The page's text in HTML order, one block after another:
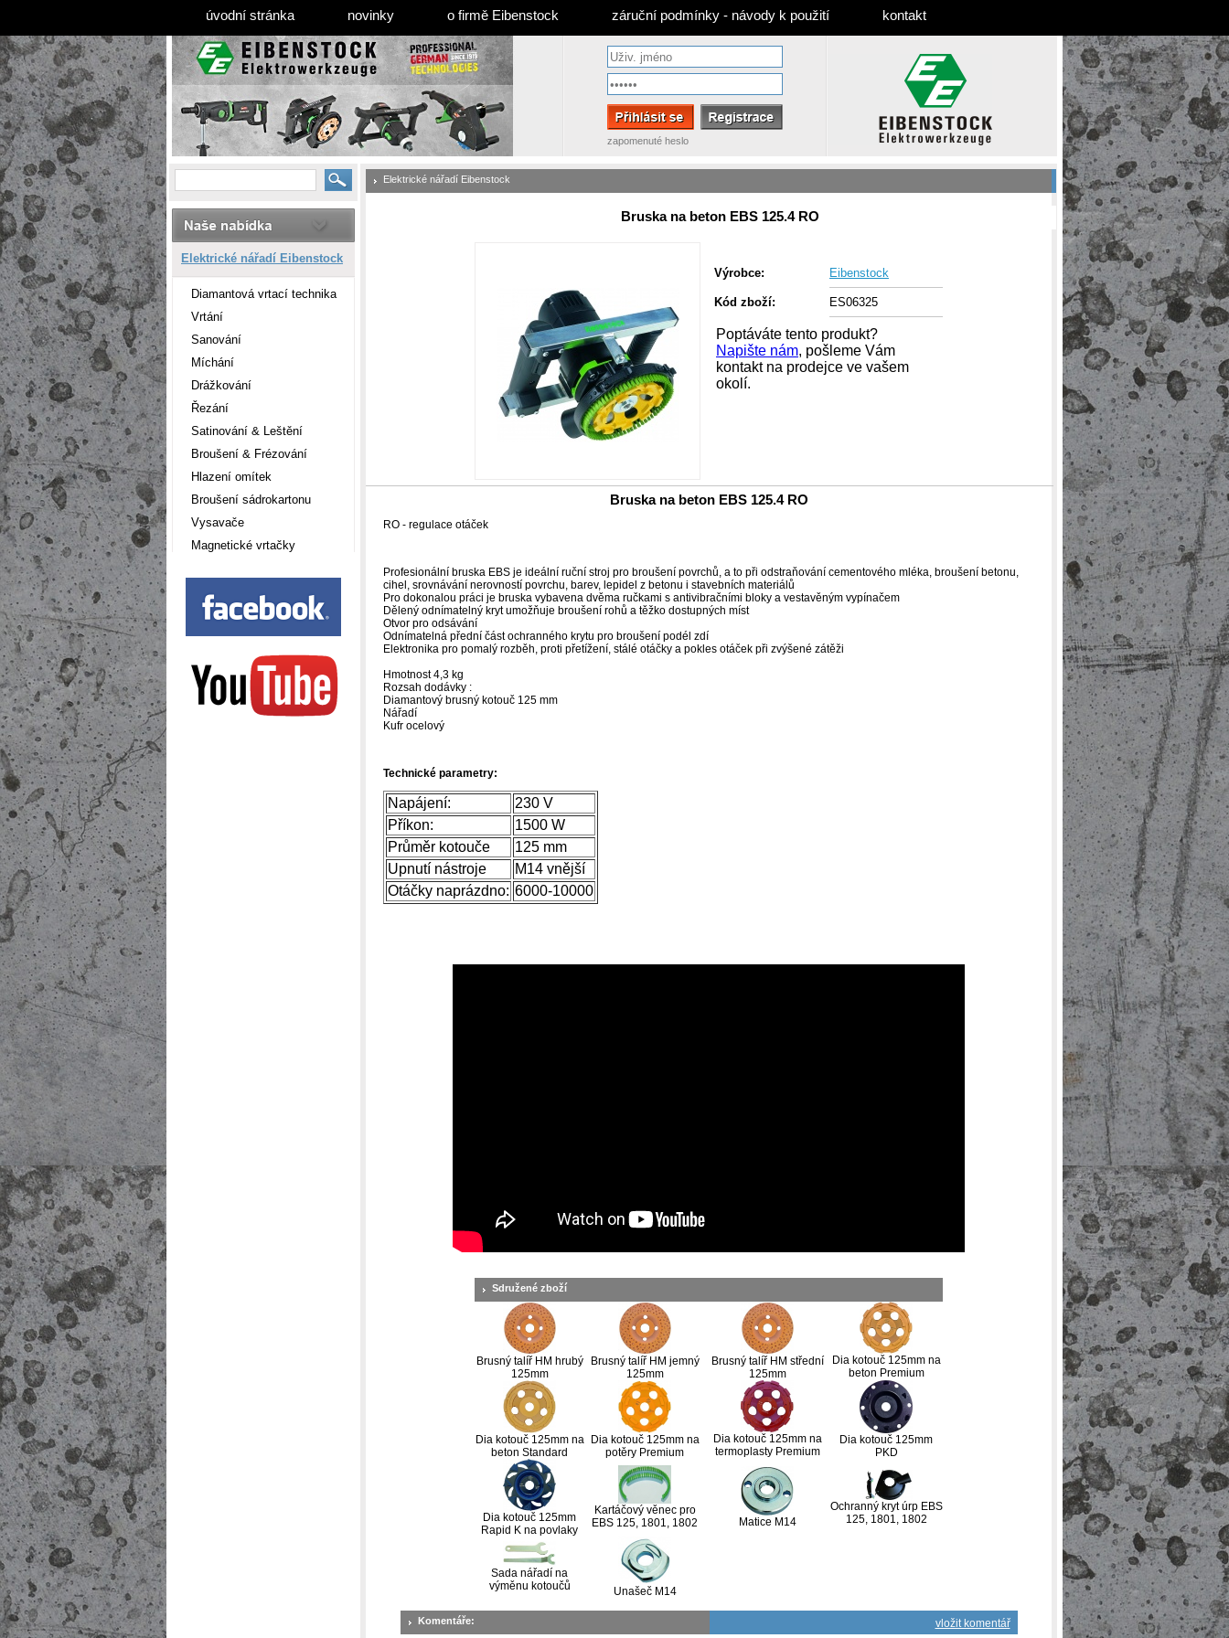
úvodní stránka novinky o firmě Eibenstock záruční podmínky - návody k použití kontakt
zapomenuté heslo
Elektrické nářadí Eibenstock
Diamantová vrtací technika
Vrtání
Sanování
Míchání
Drážkování
Řezání
Satinování & Leštění
Broušení & Frézování
Hlazení omítek
Broušení sádrokartonu
Vysavače
Magnetické vrtačky
Elektrické nářadí Eibenstock
Bruska na beton EBS 125.4 RO
Výrobce: Eibenstock
Kód zboží: ES06325
Poptáváte tento produkt?
Napište nám, pošleme Vám
kontakt na prodejce ve vašem
okolí.
Bruska na beton EBS 125.4 RO
RO - regulace otáček
Profesionální bruska EBS je ideální ruční stroj pro broušení povrchů, a to při odstraňování cementového mléka, broušení betonu,
cihel, srovnávání nerovností povrchu, barev, lepidel z betonu i stavebních materiálů
Pro dokonalou práci je bruska vybavena dvěma ručkami s antivibračními bloky a vestavěným vypínačem
Dělený odnímatelný kryt umožňuje broušení rohů a těžko dostupných míst
Otvor pro odsávání
Odnímatelná přední část ochranného krytu pro broušení podél zdí
Elektronika pro pomalý rozběh, proti přetížení, stálé otáčky a pokles otáček při zvýšené zátěži
Hmotnost 4,3 kg
Rozsah dodávky :
Diamantový brusný kotouč 125 mm
Nářadí
Kufr ocelový
Technické parametry:
Napájení:
230 V
Příkon:
1500 W
Průměr kotouče
125 mm
Upnutí nástroje
M14 vnější
Otáčky naprázdno: 6000-10000
Sdružené zboží
Brusný talíř HM hrubý
125mm
Brusný talíř HM jemný
125mm
Brusný talíř HM střední
125mm
Dia kotouč 125mm na
beton Premium
Dia kotouč 125mm na
beton Standard
Dia kotouč 125mm na
potěry Premium
Dia kotouč 125mm na
termoplasty Premium
Dia kotouč 125mm
PKD
Dia kotouč 125mm
Rapid K na povlaky
Kartáčový věnec pro
EBS 125, 1801, 1802
Matice M14
Ochranný kryt úrp EBS
125, 1801, 1802
Sada nářadí na
výměnu kotoučů
Unašeč M14
Komentáře: vložit komentář